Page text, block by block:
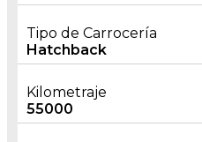
Tipo de Carrocería
Hatchback
Kilometraje
55000